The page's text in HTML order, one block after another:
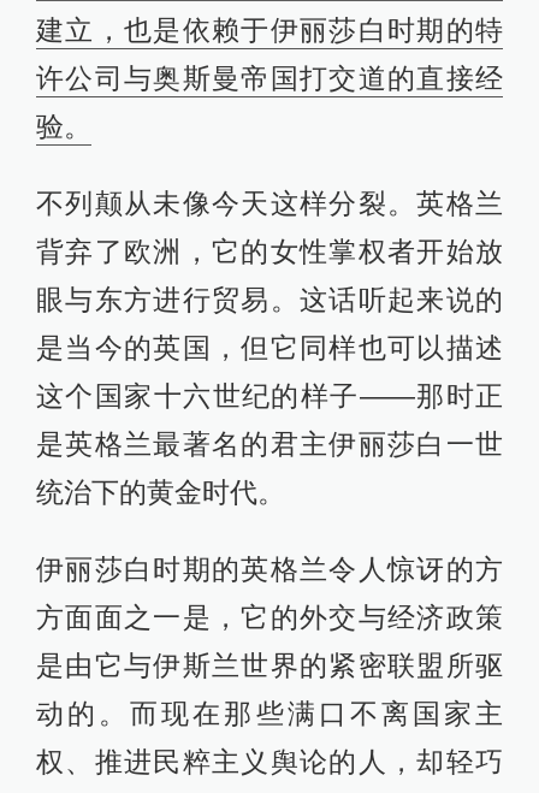
建立，也是依赖于伊丽莎白时期的特
许公司与奥斯曼帝国打交道的直接经
验。
不列颠从未像今天这样分裂。英格兰
背弃了欧洲，它的女性掌权者开始放
眼与东方进行贸易。这话听起来说的
是当今的英国，但它同样也可以描述
这个国家十六世纪的样子——那时正
是英格兰最著名的君主伊丽莎白一世
统治下的黄金时代。
伊丽莎白时期的英格兰令人惊讶的方
方面面之一是，它的外交与经济政策
是由它与伊斯兰世界的紧密联盟所驱
动的。而现在那些满口不离国家主
权、推进民粹主义舆论的人，却轻巧